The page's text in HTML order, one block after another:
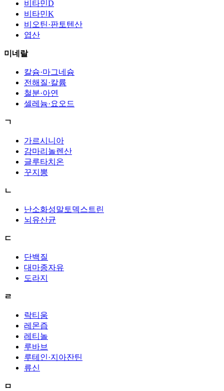
비타민D
비타민K
비오틴·판토텐산
엽산
미네랄
칼슘·마그네슘
전해질·칼륨
철분·아연
셀레늄·요오드
ㄱ
가르시니아
감마리놀렌산
글루타치온
꾸지뽕
ㄴ
난소화성말토덱스트린
뇌유산균
ㄷ
단백질
대마종자유
도라지
ㄹ
락티움
레몬즙
레티놀
루바브
루테인·지아잔틴
류신
ㅁ